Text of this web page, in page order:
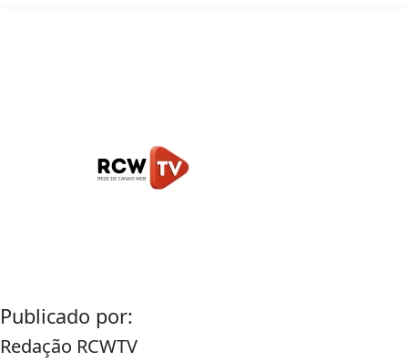
Publicado por:
Redação RCWTV